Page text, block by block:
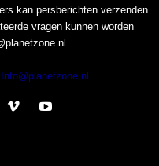
kan persberichten verzenden
vragen kunnen worden
Info@planetzone.nl